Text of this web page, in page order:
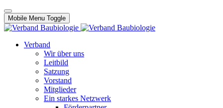
Mobile Menu Toggle
Verband
Wir über uns
Leitbild
Satzung
Vorstand
Mitglieder
Ein starkes Netzwerk